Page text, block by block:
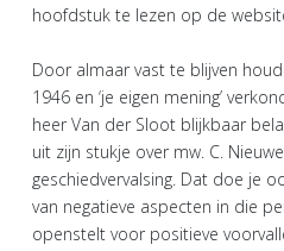
hoofdstuk te lezen op de
Door almaar vast te blijven
1946 en ‘je eigen mening’
heer Van der Sloot blijkbaar
uit zijn stukje over mw. C.
geschiedvervalsing. Dat doe je
van negatieve aspecten in die
openstelt voor positieve